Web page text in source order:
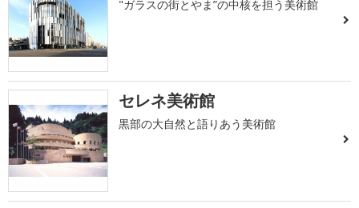
"ガラスの街とやま”の中核を担う美術館
セレネ美術館
黒部の大自然と語りあう美術館